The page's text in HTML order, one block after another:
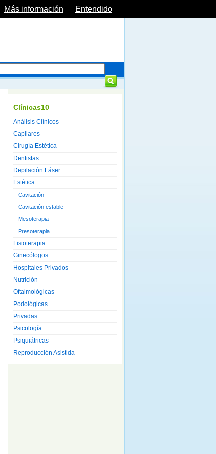
Clínicas10
Análisis Clínicos
Capilares
Cirugía Estética
Dentistas
Depilación Láser
Estética
Cavitación
Cavitación estable
Mesoterapia
Presoterapia
Fisioterapia
Ginecólogos
Hospitales Privados
Nutrición
Oftalmológicas
Podológicas
Privadas
Psicología
Psiquiátricas
Reproducción Asistida
Más información Entendido